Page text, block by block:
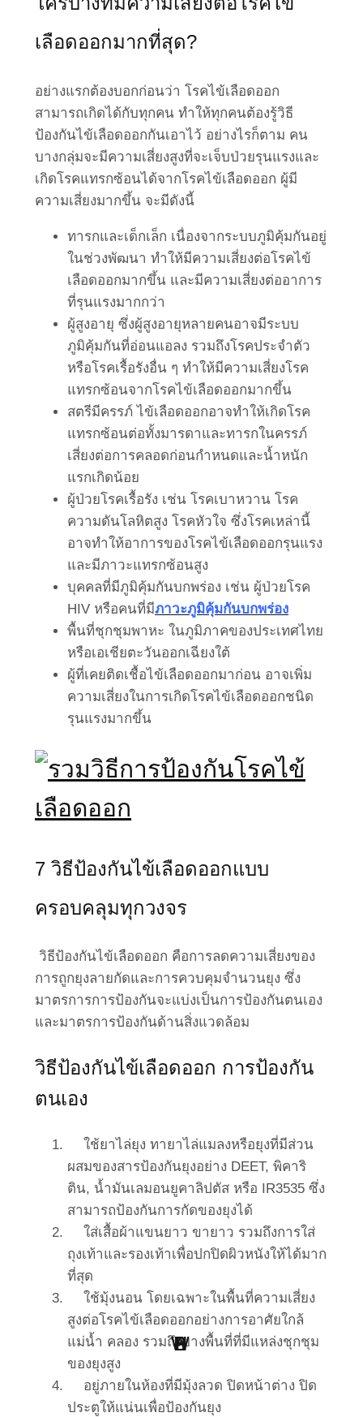
เลือดออกมากที่สุด?
อย่างแรกต้องบอกก่อนว่า โรคไข้เลือดออก
สามารถเกิดได้กับทุกคน ทำให้ทุกคนต้องรู้วิธี
ป้องกันไข้เลือดออกกันเอาไว้ อย่างไรก็ตาม คน
บางกลุ่มจะมีความเสี่ยงสูงที่จะเจ็บป่วยรุนแรงและ
เกิดโรคแทรกซ้อนได้จากโรคไข้เลือดออก ผู้มี
ความเสี่ยงมากขึ้น จะมีดังนี้
ทารกและเด็กเล็ก เนื่องจากระบบภูมิคุ้มกันอยู่
ในช่วงพัฒนา ทำให้มีความเสี่ยงต่อโรคไข้
เลือดออกมากขึ้น และมีความเสี่ยงต่ออาการ
ที่รุนแรงมากกว่า
ผู้สูงอายุ ซึ่งผู้สูงอายุหลายคนอาจมีระบบ
ภูมิคุ้มกันที่อ่อนแอลง รวมถึงโรคประจำตัว
หรือโรคเรื้อรังอื่น ๆ ทำให้มีความเสี่ยงโรค
แทรกซ้อนจากโรคไข้เลือดออกมากขึ้น
สตรีมีครรภ์ ไข้เลือดออกอาจทำให้เกิดโรค
แทรกซ้อนต่อทั้งมารดาและทารกในครรภ์
เสี่ยงต่อการคลอดก่อนกำหนดและน้ำหนัก
แรกเกิดน้อย
ผู้ป่วยโรคเรื้อรัง เช่น โรคเบาหวาน โรค
ความดันโลหิตสูง โรคหัวใจ ซึ่งโรคเหล่านี้
อาจทำให้อาการของโรคไข้เลือดออกรุนแรง
และมีภาวะแทรกซ้อนสูง
บุคคลที่มีภูมิคุ้มกันบกพร่อง เช่น ผู้ป่วยโรค
HIV หรือคนที่มีภาวะภูมิคุ้มกันบกพร่อง
พื้นที่ชุกชุมพาหะ ในภูมิภาคของประเทศไทย
หรือเอเชียตะวันออกเฉียงใต้
ผู้ที่เคยติดเชื้อไข้เลือดออกมาก่อน อาจเพิ่ม
ความเสี่ยงในการเกิดโรคไข้เลือดออกชนิด
รุนแรงมากขึ้น
7 วิธีป้องกันไข้เลือดออกแบบ
ครอบคลุมทุกวงจร
วิธีป้องกันไข้เลือดออก คือการลดความเสี่ยงของ
การถูกยุงลายกัดและการควบคุมจำนวนยุง ซึ่ง
มาตรการการป้องกันจะแบ่งเป็นการป้องกันตนเอง
และมาตรการป้องกันด้านสิ่งแวดล้อม
วิธีป้องกันไข้เลือดออก การป้องกัน
ตนเอง
ใช้ยาไล่ยุง ทายาไล่แมลงหรือยุงที่มีส่วน
ผสมของสารป้องกันยุงอย่าง DEET, พิคาริ
ติน, น้ำมันเลมอนยูคาลิปตัส หรือ IR3535 ซึ่ง
สามารถป้องกันการกัดของยุงได้
ใส่เสื้อผ้าแขนยาว ขายาว รวมถึงการใส่
ถุงเท้าและรองเท้าเพื่อปกปิดผิวหนังให้ได้มาก
ที่สุด
ใช้มุ้งนอน โดยเฉพาะในพื้นที่ความเสี่ยง
สูงต่อโรคไข้เลือดออกอย่างการอาศัยใกล้
แม่น้ำ คลอง รวมถึงบางพื้นที่ที่มีแหล่งชุกชุม
ของยุงสูง
อยู่ภายในห้องที่มีมุ้งลวด ปิดหน้าต่าง ปิด
ประตูให้แน่นเพื่อป้องกันยุง
H
B
S
L
P
W